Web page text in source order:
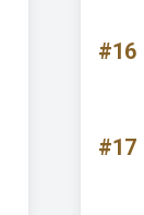
#16
#17